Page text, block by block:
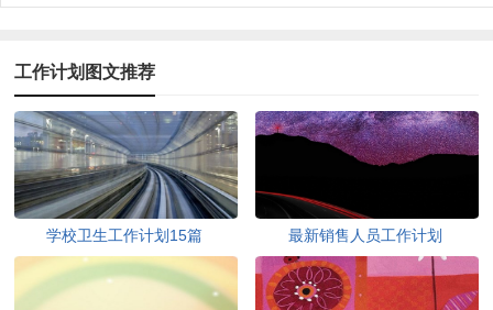
工作计划图文推荐
学校卫生工作计划15篇 最新销售人员工作计划